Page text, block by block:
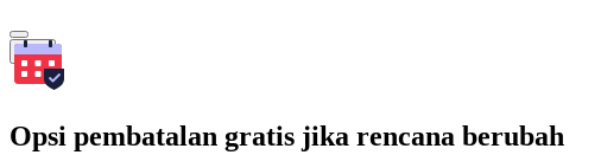
Cari
Opsi pembatalan gratis jika rencana berubah